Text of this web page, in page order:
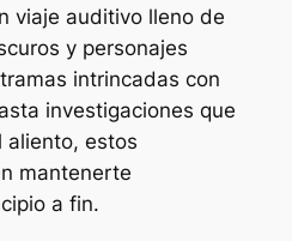
viaje auditivo lleno de
y personajes
intrincadas con
investigaciones que
aliento, estos
mantenerte
a fin.